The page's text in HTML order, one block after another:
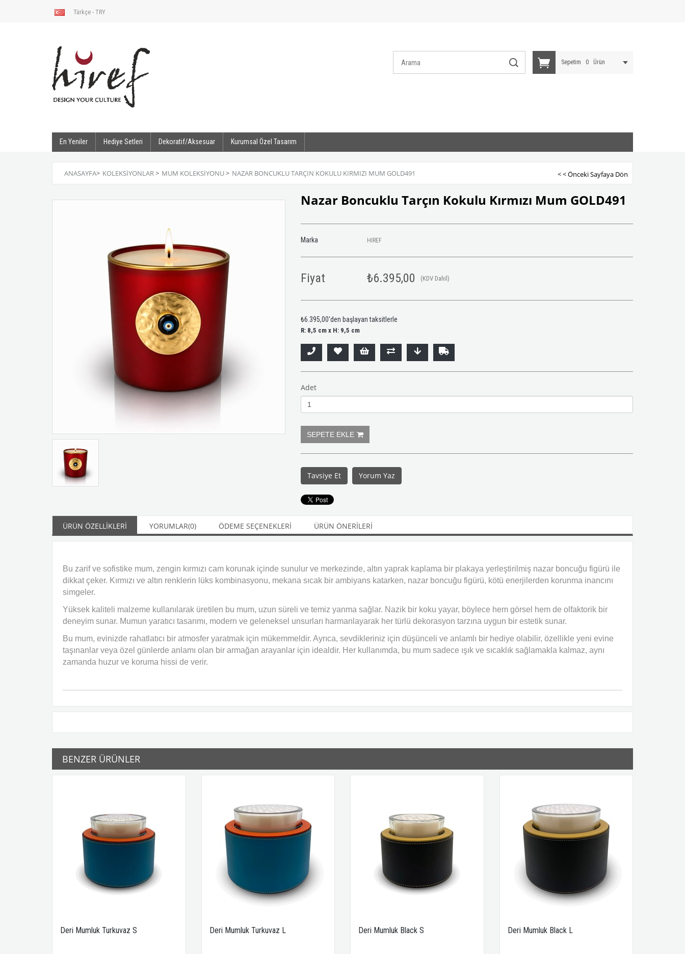
Türkçe - TRY
Sepetim 0 Ürün
En Yeniler Hediye Setleri Dekoratif/Aksesuar Kurumsal Özel Tasarım
ANASAYFA> KOLEKSIYONLAR> MUM KOLEKSIYONU> NAZAR BONCUKLU TARÇIN KOKULU KIRMIZI MUM GOLD491 < < Önceki Sayfaya Dön
Nazar Boncuklu Tarçın Kokulu Kırmızı Mum GOLD491
Marka HIREF
Fiyat ₺6.395,00 (KDV Dahil)
₺6.395,00'den başlayan taksitlerle
R: 8,5 cm x H: 9,5 cm
Adet
Tavsiye Et Yorum Yaz
ÜRÜN ÖZELLIKLERI YORUMLAR(0) ÖDEME SEÇENEKLERI ÜRÜN ÖNERILERI
Bu zarif ve sofistike mum, zengin kırmızı cam korunak içinde sunulur ve merkezinde, altın yaprak kaplama bir plakaya yerleştirilmiş nazar boncuğu figürü ile
dikkat çeker. Kırmızı ve altın renklerin lüks kombinasyonu, mekana sıcak bir ambiyans katarken, nazar boncuğu figürü, kötü enerjilerden korunma inancını
simgeler.
Yüksek kaliteli malzeme kullanılarak üretilen bu mum, uzun süreli ve temiz yanma sağlar. Nazik bir koku yayar, böylece hem görsel hem de olfaktorik bir
deneyim sunar. Mumun yaratıcı tasarımı, modern ve geleneksel unsurları harmanlayarak her türlü dekorasyon tarzına uygun bir estetik sunar.
Bu mum, evinizde rahatlatıcı bir atmosfer yaratmak için mükemmeldir. Ayrıca, sevdikleriniz için düşünceli ve anlamlı bir hediye olabilir, özellikle yeni evine
taşınanlar veya özel günlerde anlamı olan bir armağan arayanlar için idealdir. Her kullanımda, bu mum sadece ışık ve sıcaklık sağlamakla kalmaz, aynı
zamanda huzur ve koruma hissi de verir.
BENZER ÜRÜNLER
Deri Mumluk Turkuvaz S Deri Mumluk Turkuvaz L Deri Mumluk Black S Deri Mumluk Black L